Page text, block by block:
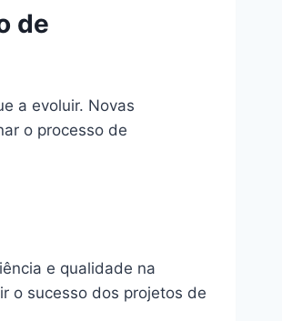
de
a evoluir. Novas
o processo de
e qualidade na
o sucesso dos projetos de